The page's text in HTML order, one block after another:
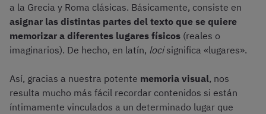
a la Grecia y Roma clásicas. Básicamente, consiste en
asignar las distintas partes del texto que se quiere
memorizar a diferentes lugares físicos (reales o
imaginarios). De hecho, en latín, locisignifica «lugares».
Así, gracias a nuestra potente memoria visual, nos
resulta mucho más fácil recordar contenidos si están
íntimamente vinculados a un determinado lugar que